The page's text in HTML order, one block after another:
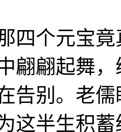
四个元宝
翩翩起舞
告别。老
这半生积